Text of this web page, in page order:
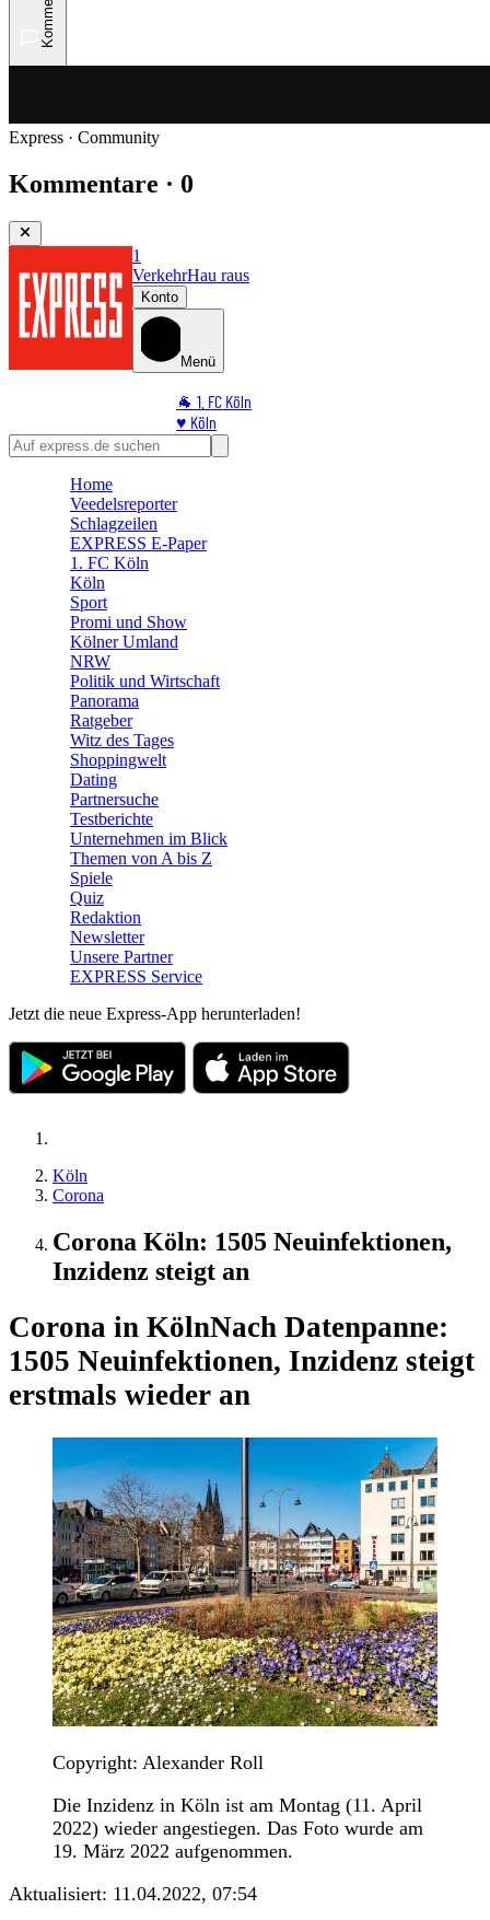
Express · Community
Kommentare · 0
1
VerkehrHau raus
Konto
Menü
🐐 1. FC Köln
♥️ Köln
⭐ Promi
🛒 Shoppingwelt
Home
Veedelsreporter
Schlagzeilen
EXPRESS E-Paper
1. FC Köln
Köln
Sport
Promi und Show
Kölner Umland
NRW
Politik und Wirtschaft
Panorama
Ratgeber
Witz des Tages
Shoppingwelt
Dating
Partnersuche
Testberichte
Unternehmen im Blick
Themen von A bis Z
Spiele
Quiz
Redaktion
Newsletter
Unsere Partner
EXPRESS Service
Jetzt die neue Express-App herunterladen!
Köln
Corona
Corona Köln: 1505 Neuinfektionen,
Inzidenz steigt an
Corona in KölnNach Datenpanne:
1505 Neuinfektionen, Inzidenz steigt
erstmals wieder an
Copyright: Alexander Roll
Die Inzidenz in Köln ist am Montag (11. April
2022) wieder angestiegen. Das Foto wurde am
19. März 2022 aufgenommen.
Aktualisiert: 11.04.2022, 07:54